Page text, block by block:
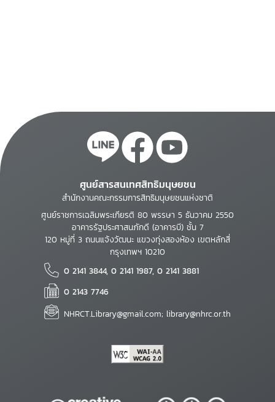
ศูนย์สารสนเทศสิทธิมนุษยชน
สำนักงานคณะกรรมการสิทธิมนุษยชนแห่งชาติ
ศูนย์ราชการเฉลิมพระเกียรติ 80 พรรษา 5 ธันวาคม 2550
อาคารรัฐประศาสนภักดี (อาคารบี) ชั้น 7
120 หมู่ที่ 3 ถนนแจ้งวัฒนะ แขวงทุ่งสองห้อง เขตหลักสี่
กรุงเทพฯ 10210
0 2141 3844, 0 2141 1987, 0 2141 3881
0 2143 7746
NHRCT.Library@gmail.com; library@nhrc.or.th